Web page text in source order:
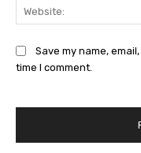
Save my name,
time I comment.